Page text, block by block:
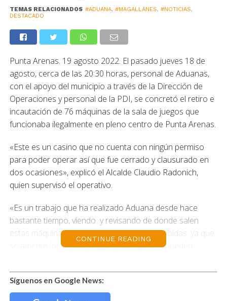
TEMAS RELACIONADOS #ADUANA, #MAGALLANES, #NOTICIAS,
DESTACADO
Punta Arenas. 19 agosto 2022. El pasado jueves 18 de
agosto, cerca de las 20:30 horas, personal de Aduanas,
con el apoyo del municipio a través de la Dirección de
Operaciones y personal de la PDI, se concretó el retiro e
incautación de 76 máquinas de la sala de juegos que
funcionaba ilegalmente en pleno centro de Punta Arenas.
«Este es un casino que no cuenta con ningún permiso
para poder operar así que fue cerrado y clausurado en
dos ocasiones», explicó el Alcalde Claudio Radonich,
quien supervisó el operativo.
«Es un trabajo que ha realizado Aduana desde hace
bastante tiempo, viendo y revisando de donde salen
estas máquinas que están claramente prohibidas, ya que
solamente los casinos legales son quienes pueden
Natales, por tanto quiero ser claro, en Punta Arenas se
respeta la ley y da lo mismo si es chileno o extranjero,
solamente se cumplió con las normas, porque esto
CONTINUE READING
Síguenos en Google News: